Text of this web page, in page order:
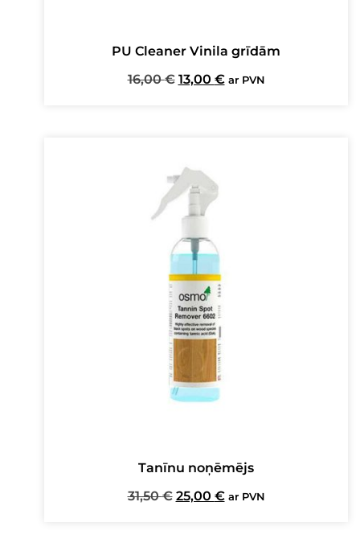
PU Cleaner Vinila grīdām
16,00€ Original
13,00 €Current
ar PVN
Tanīnu noņēmējs
31,50€ Original
25,00 €Current
ar PVN